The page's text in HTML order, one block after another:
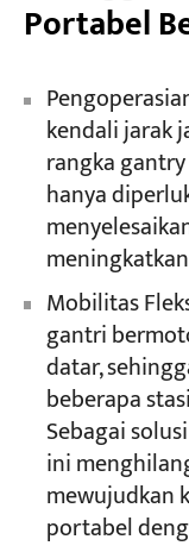
Portabel
kendali jarak
rangka
hanya
Mobilitas
gantri
datar,
beberapa
Sebagai
ini
mewujudkan
portabel